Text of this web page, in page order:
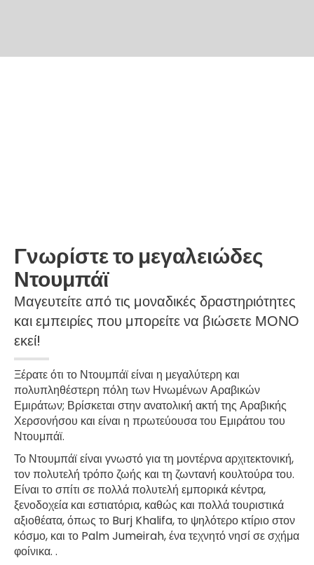
Γνωρίστε το μεγαλειώδες
Ντουμπάϊ
Μαγευτείτε από τις μοναδικές δραστηριότητες
και εμπειρίες που μπορείτε να βιώσετε ΜΟΝΟ
εκεί!
Ξέρατε ότι το Ντουμπάϊ είναι η μεγαλύτερη και
πολυπληθέστερη πόλη των Ηνωμένων Αραβικών
Εμιράτων; Βρίσκεται στην ανατολική ακτή της Αραβικής
Χερσονήσου και είναι η πρωτεύουσα του Εμιράτου του
Ντουμπάϊ.
Το Ντουμπάϊ είναι γνωστό για τη μοντέρνα αρχιτεκτονική,
τον πολυτελή τρόπο ζωής και τη ζωντανή κουλτούρα του.
Είναι το σπίτι σε πολλά πολυτελή εμπορικά κέντρα,
ξενοδοχεία και εστιατόρια, καθώς και πολλά τουριστικά
αξιοθέατα, όπως το Burj Khalifa, το ψηλότερο κτίριο στον
κόσμο, και το Palm Jumeirah, ένα τεχνητό νησί σε σχήμα
φοίνικα. .